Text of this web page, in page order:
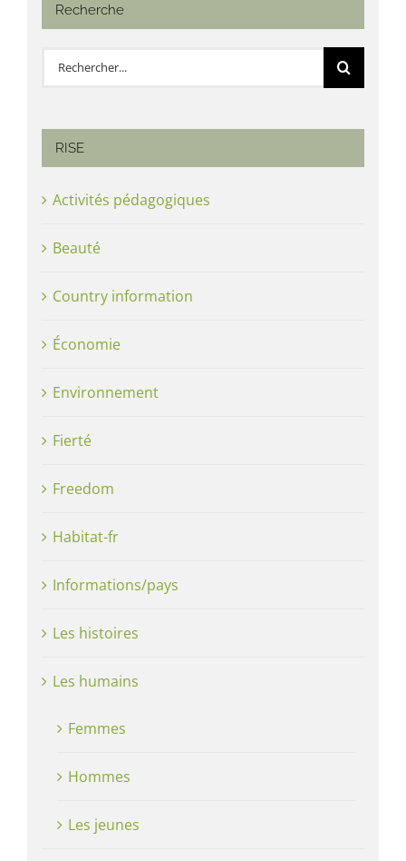
Recherche
Rechercher:
RISE
Activités pédagogiques
Beauté
Country information
Économie
Environnement
Fierté
Freedom
Habitat-fr
Informations/pays
Les histoires
Les humains
Femmes
Hommes
Les jeunes